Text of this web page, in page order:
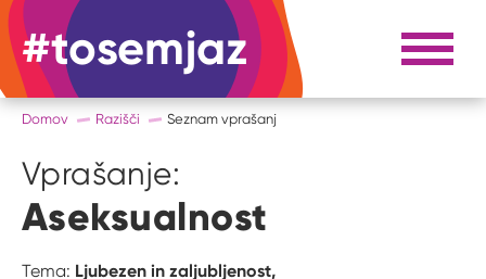
#tosemjaz #to sem jaz Razpri
Domov Razišči Seznam vprašanj
Vprašanje:
Aseksualnost
Tema: Ljubezen in zaljubljenost,